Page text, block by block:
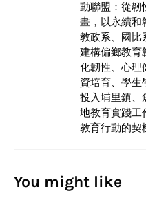
動聯盟：從韌
畫，以永續和
教政系、國比
建構偏鄉教育
化韌性、心理
資培育、學生
投入埔里鎮、
地教育實踐工
教育行動的契
You might like